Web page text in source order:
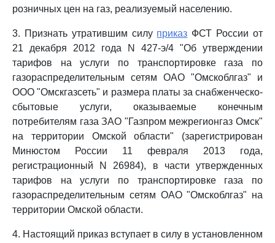
розничных цен на газ, реализуемый населению.
3. Признать утратившим силу приказ ФСТ России от
21 декабря 2012 года N 427-э/4 "Об утверждении
тарифов на услуги по транспортировке газа по
газораспределительным сетям ОАО "Омскоблгаз" и
ООО "Омскгазсеть" и размера платы за снабженческо-
сбытовые услуги, оказываемые конечным
потребителям газа ЗАО "Газпром межрегионгаз Омск"
на территории Омской области" (зарегистрирован
Минюстом России 11 февраля 2013 года,
регистрационный N 26984), в части утвержденных
тарифов на услуги по транспортировке газа по
газораспределительным сетям ОАО "Омскоблгаз" на
территории Омской области.
4. Настоящий приказ вступает в силу в установленном